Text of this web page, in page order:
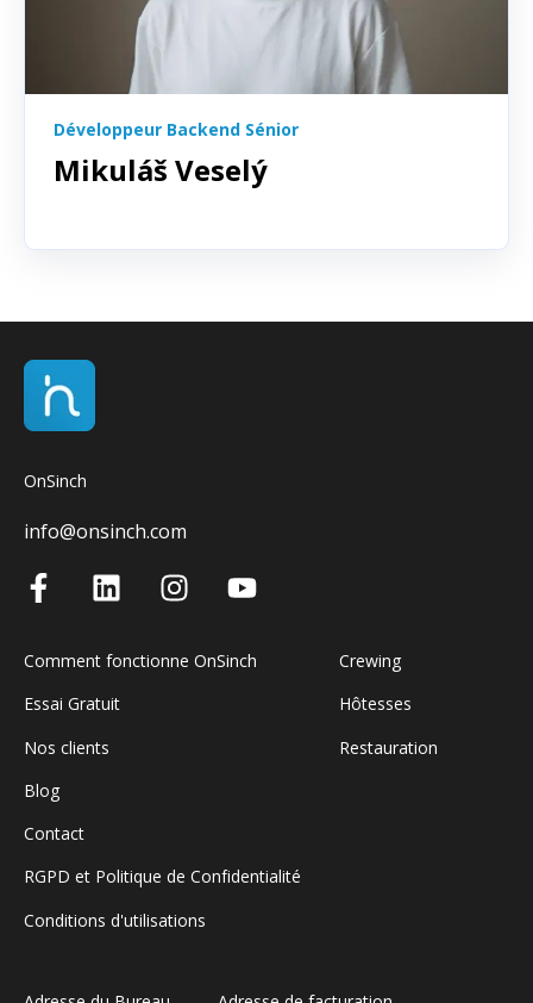
Développeur Backend Sénior
Mikuláš Veselý
OnSinch
info@onsinch.com
Comment fonctionne OnSinch
Essai Gratuit
Nos clients
Blog
Contact
RGPD et Politique de Confidentialité
Conditions d'utilisations
Crewing
Hôtesses
Restauration